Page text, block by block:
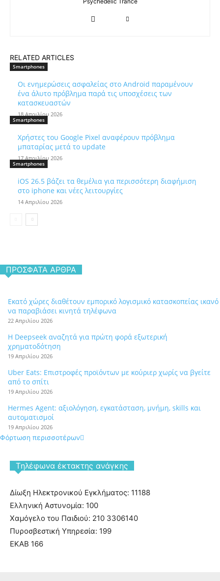
RELATED ARTICLES
Smartphones
Οι ενημερώσεις ασφαλείας στο Android παραμένουν
ένα άλυτο πρόβλημα παρά τις υποσχέσεις των
κατασκευαστών
18 Απριλίου 2026
Smartphones
Χρήστες του Google Pixel αναφέρουν πρόβλημα
μπαταρίας μετά το update
17 Απριλίου 2026
Smartphones
iOS 26.5 βάζει τα θεμέλια για περισσότερη διαφήμιση
στο iphone και νέες λειτουργίες
14 Απριλίου 2026
ΠΡΌΣΦΑΤΑ ΆΡΘΡΑ
Εκατό χώρες διαθέτουν εμπορικό λογισμικό κατασκοπείας ικανό
να παραβιάσει κινητά τηλέφωνα
22 Απριλίου 2026
Η Deepseek αναζητά για πρώτη φορά εξωτερική
χρηματοδότηση
19 Απριλίου 2026
Uber Eats: Επιστροφές προϊόντων με κούριερ χωρίς να βγείτε
από το σπίτι
19 Απριλίου 2026
Hermes Agent: αξιολόγηση, εγκατάσταση, μνήμη, skills και
αυτοματισμοί
19 Απριλίου 2026
Φόρτωση περισσοτέρων
Tηλέφωνα έκτακτης ανάγκης
Δίωξη Ηλεκτρονικού Εγκλήματος: 11188
Ελληνική Αστυνομία: 100
Χαμόγελο του Παιδιού: 210 3306140
Πυροσβεστική Υπηρεσία: 199
ΕΚΑΒ 166